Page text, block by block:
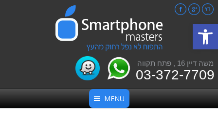
פתח סרגל נגישות
משה דיין 16 , פתח תקווה
03-372-7709
FacebookGoogle+
YouTube
MENU